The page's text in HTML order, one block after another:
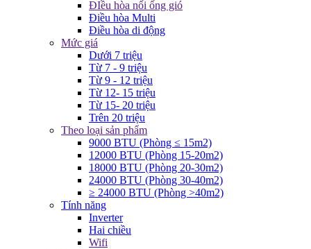
ĐIều hòa nối ống gió
Điều hòa Multi
Điều hòa di động
Mức giá
Dưới 7 triệu
Từ 7 - 9 triệu
Từ 9 - 12 triệu
Từ 12- 15 triệu
Từ 15- 20 triệu
Trên 20 triệu
Theo loại sản phẩm
9000 BTU (Phòng ≤ 15m2)
12000 BTU (Phòng 15-20m2)
18000 BTU (Phòng 20-30m2)
24000 BTU (Phòng 30-40m2)
≥ 24000 BTU (Phòng >40m2)
Tính năng
Inverter
Hai chiều
Wifi